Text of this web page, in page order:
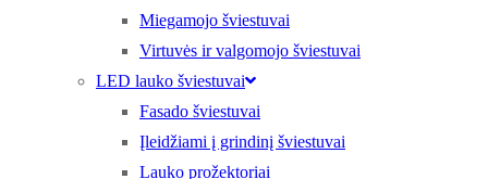
Miegamojo šviestuvai
Virtuvės ir valgomojo šviestuvai
LED lauko šviestuvai
Fasado šviestuvai
Įleidžiami į grindinį šviestuvai
Lauko prožektoriai